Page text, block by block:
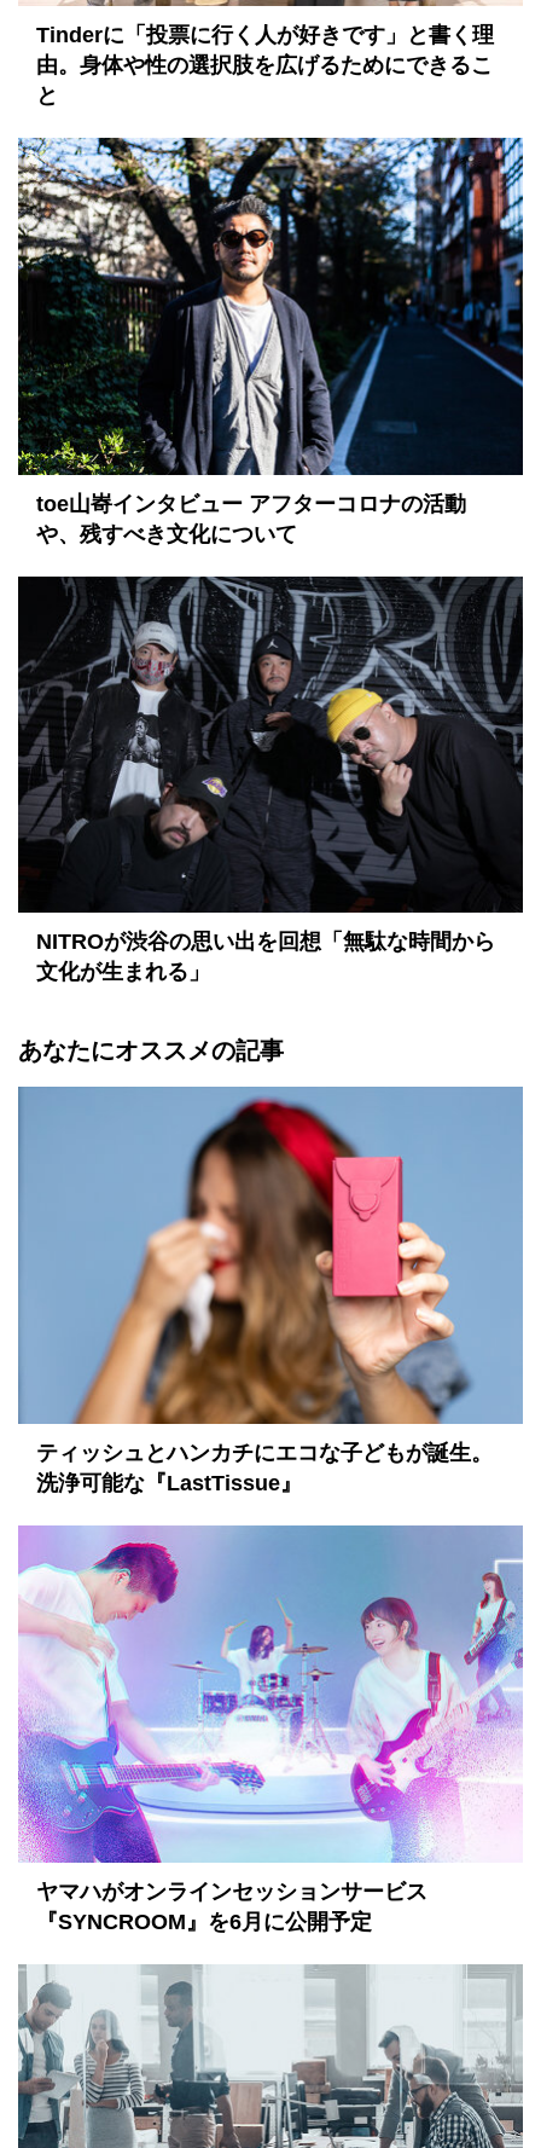
Tinderに「投票に行く人が好きです」と書く理
由。身体や性の選択肢を広げるためにできるこ
と
toe山㟢インタビュー アフターコロナの活動
や、残すべき文化について
NITROが渋谷の思い出を回想「無駄な時間から
文化が生まれる」
あなたにオススメの記事
ティッシュとハンカチにエコな子どもが誕生。
洗浄可能な『LastTissue』
ヤマハがオンラインセッションサービス
『SYNCROOM』を6月に公開予定